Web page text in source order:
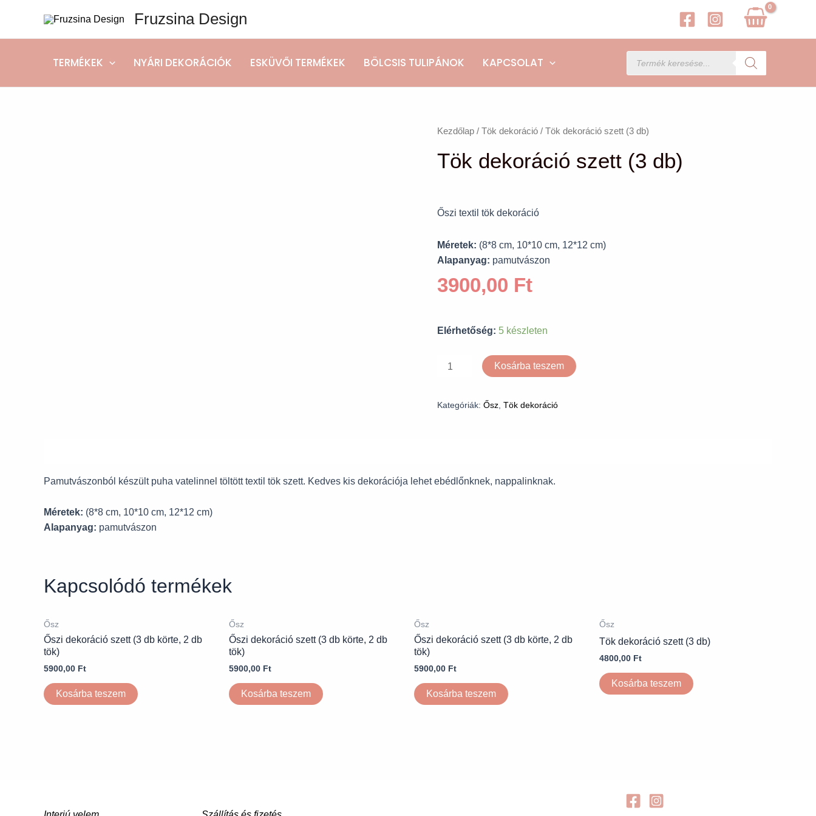
content
Fruzsina Design
TERMÉKEK NYÁRI DEKORÁCIÓK ESKÜVŐI TERMÉKEK BÖLCSIS TULIPÁNOK KAPCSOLAT
Products
search
Kezdőlap / Tök dekoráció / Tök dekoráció szett (3 db)
Tök dekoráció szett (3 db)
Őszi textil tök dekoráció
Méretek: (8*8 cm, 10*10 cm, 12*12 cm)
Alapanyag: pamutvászon
3900,00 Ft
Elérhetőség: 5 készleten
Tök
szett
mennyiség
Kosárba teszem
Kategóriák: Ősz Tök dekoráció
Pamutvászonból készült puha vatelinnel töltött textil tök szett. Kedves kis dekorációja lehet ebédlőnknek, nappalinknak.
Méretek: (8*8 cm, 10*10 cm, 12*12 cm)
Alapanyag: pamutvászon
Kapcsolódó termékek
Ősz
Őszi dekoráció szett (3 db körte, 2 db
tök)
5900,00 Ft
Kosárba teszem
Ősz
Őszi dekoráció szett (3 db körte, 2 db
tök)
5900,00 Ft
Kosárba teszem
Ősz
Őszi dekoráció szett (3 db körte, 2 db
tök)
5900,00 Ft
Kosárba teszem
Ősz
Tök dekoráció szett (3 db)
4800,00 Ft
Kosárba teszem